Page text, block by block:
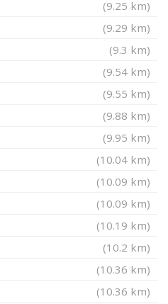
(9.25 km)
(9.29 km)
(9.3 km)
(9.54 km)
(9.55 km)
(9.88 km)
(9.95 km)
(10.04 km)
(10.09 km)
(10.09 km)
(10.19 km)
(10.2 km)
(10.36 km)
(10.36 km)